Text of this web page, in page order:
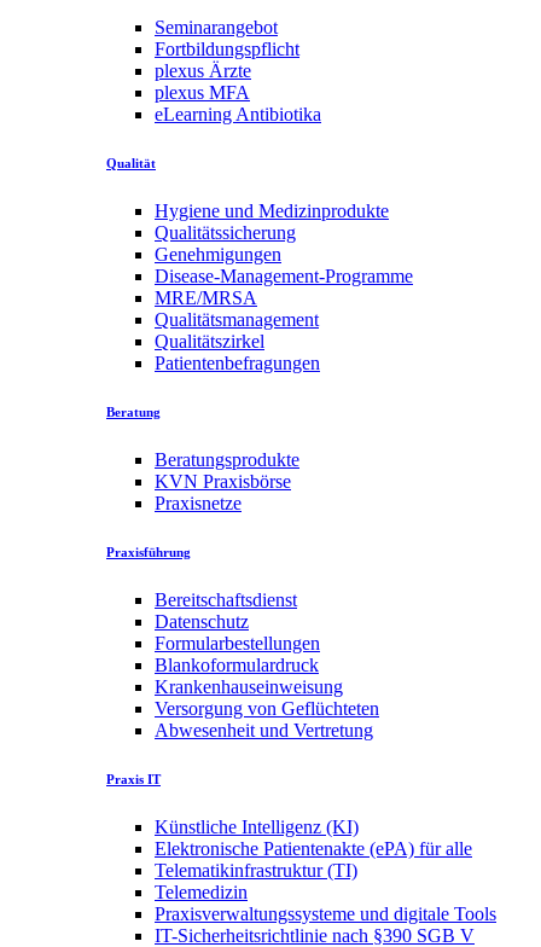
Seminarangebot
Fortbildungspflicht
plexus Ärzte
plexus MFA
eLearning Antibiotika
Qualität
Hygiene und Medizinprodukte
Qualitätssicherung
Genehmigungen
Disease-Management-Programme
MRE/MRSA
Qualitätsmanagement
Qualitätszirkel
Patientenbefragungen
Beratung
Beratungsprodukte
KVN Praxisbörse
Praxisnetze
Praxisführung
Bereitschaftsdienst
Datenschutz
Formularbestellungen
Blankoformulardruck
Krankenhauseinweisung
Versorgung von Geflüchteten
Abwesenheit und Vertretung
Praxis IT
Künstliche Intelligenz (KI)
Elektronische Patientenakte (ePA) für alle
Telematikinfrastruktur (TI)
Telemedizin
Praxisverwaltungssysteme und digitale Tools
IT-Sicherheitsrichtlinie nach §390 SGB V